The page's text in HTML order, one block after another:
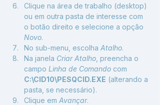
Clique na área de trabalho (desktop)
ou em outra pasta de interesse com
o botão direito e selecione a opção
Novo.
No sub-menu, escolha Atalho.
Na janela Criar Atalho , preencha o
campo Linha de Comando com
C:\CID10\PESQCID.EXE (alterando a
pasta, se necessário).
Clique em Avançar.